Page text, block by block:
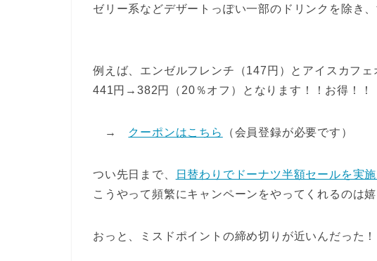
ゼリー系などデザートっぽい一部のドリンクを除き
例えば、エンゼルフレンチ（147円）とアイスカフェ
441円→382円（20％オフ）となります！！お得！！
→ クーポンはこちら （会員登録が必要です）
つい先日まで、 日替わりでドーナツ半額セールを実
こうやって頻繁にキャンペーンをやってくれるのは嬉
おっと、ミスドポイントの締め切りが近いんだった！